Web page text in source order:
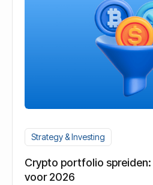
Strategy & Investing
Crypto portfolio
voor 2026